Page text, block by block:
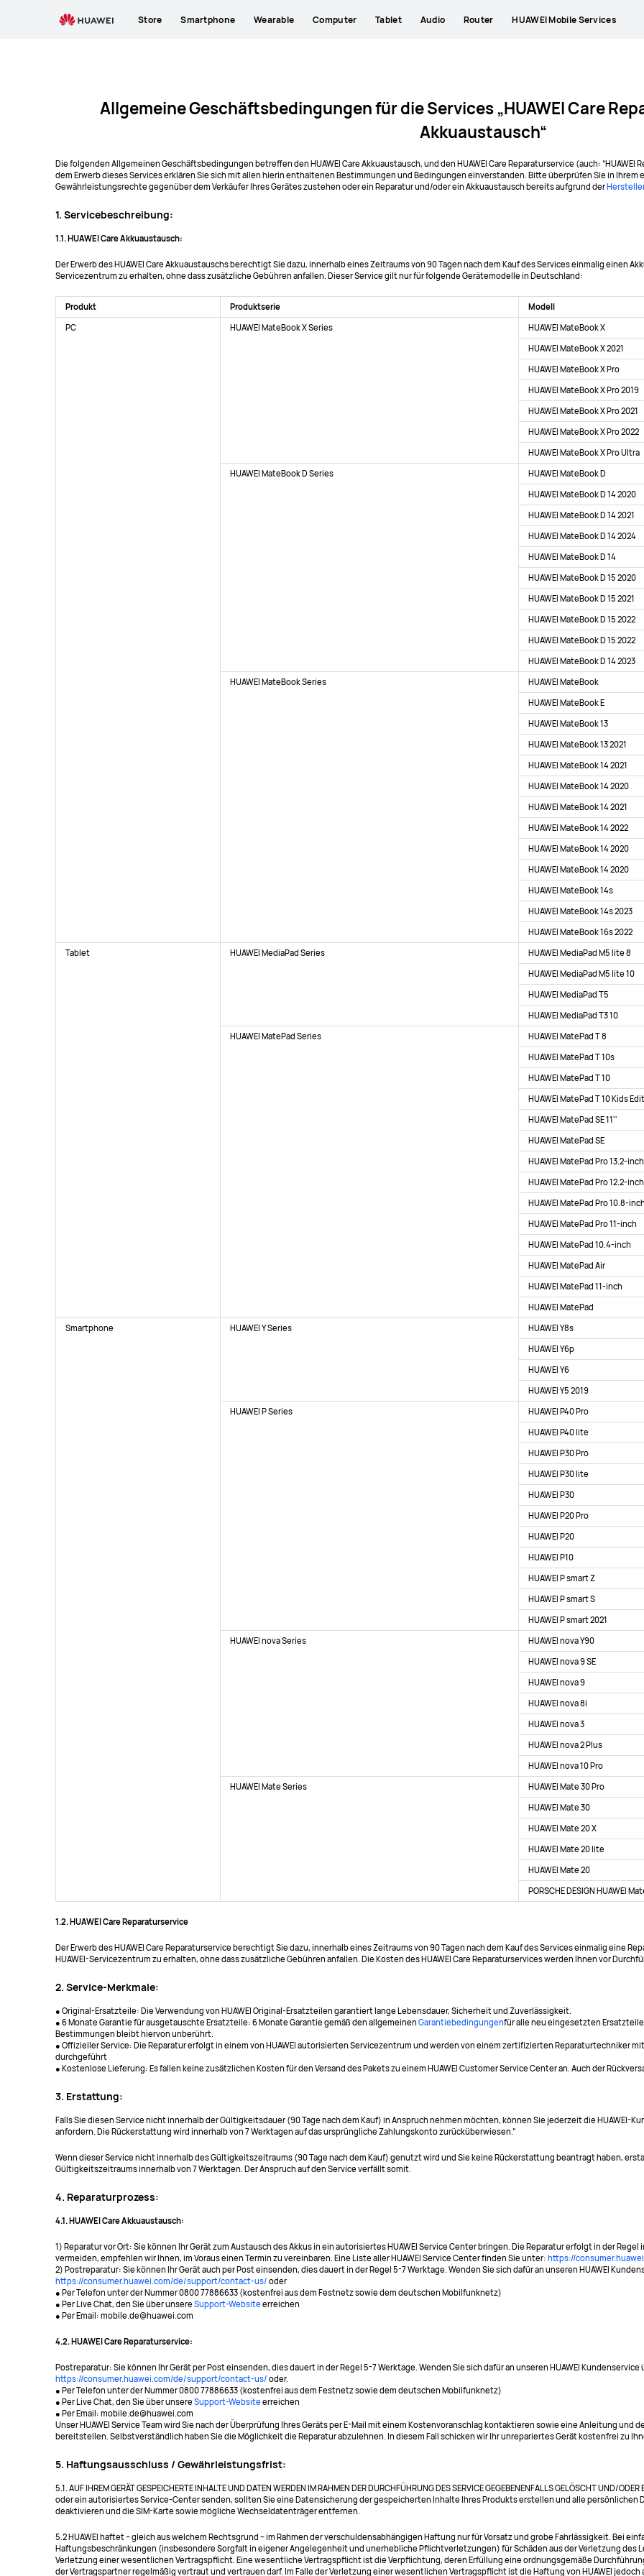
Store Smartphone Wearable Computer Tablet Audio Router HUAWEI Mobile Services
Allgemeine Geschäftsbedingungen für die Services „HUAWEI Care
Akkuaustausch“
Die folgenden Allgemeinen Geschäftsbedingungen betreffen den HUAWEI Care Akkuaustausch, und den HUAWEI Care Reparaturservice (auch:
dem Erwerb dieses Services erklären Sie sich mit allen hierin enthaltenen Bestimmungen und Bedingungen einverstanden. Bitte überprüfen Sie in Ihrem
Gewährleistungsrechte gegenüber dem Verkäufer Ihres Gerätes zustehen oder ein Reparatur und/oder ein Akkuaustausch bereits aufgrund der
1. Servicebeschreibung:
1.1. HUAWEI Care Akkuaustausch:
Der Erwerb des HUAWEI Care Akkuaustauschs berechtigt Sie dazu, innerhalb eines Zeitraums von 90 Tagen nach dem Kauf des Services einmalig einen
Servicezentrum zu erhalten, ohne dass zusätzliche Gebühren anfallen. Dieser Service gilt nur für folgende Gerätemodelle in Deutschland:
Produkt Produktserie
Modell
PC
HUAWEI MateBook X Series
HUAWEI MateBook X
HUAWEI MateBook X 2021
HUAWEI MateBook X Pro
HUAWEI MateBook X Pro 2019
HUAWEI MateBook X Pro 2021
HUAWEI MateBook X Pro 2022
HUAWEI MateBook X Pro Ultra
HUAWEI MateBook D Series
HUAWEI MateBook D
HUAWEI MateBook D 14 2020
HUAWEI MateBook D 14 2021
HUAWEI MateBook D 14 2024
HUAWEI MateBook D 14
HUAWEI MateBook D 15 2020
HUAWEI MateBook D 15 2021
HUAWEI MateBook D 15 2022
HUAWEI MateBook D 15 2022
HUAWEI MateBook D 14 2023
HUAWEI MateBook Series
HUAWEI MateBook
HUAWEI MateBook E
HUAWEI MateBook 13
HUAWEI MateBook 13 2021
HUAWEI MateBook 14 2021
HUAWEI MateBook 14 2020
HUAWEI MateBook 14 2021
HUAWEI MateBook 14 2022
HUAWEI MateBook 14 2020
HUAWEI MateBook 14 2020
HUAWEI MateBook 14s
HUAWEI MateBook 14s 2023
HUAWEI MateBook 16s 2022
Tablet
HUAWEI MediaPad Series
HUAWEI MediaPad M5 lite 8
HUAWEI MediaPad M5 lite 10
HUAWEI MediaPad T5
HUAWEI MediaPad T3 10
HUAWEI MatePad Series
HUAWEI MatePad T 8
HUAWEI MatePad T 10s
HUAWEI MatePad T 10
HUAWEI MatePad T 10 Kids
HUAWEI MatePad SE 11''
HUAWEI MatePad SE
HUAWEI MatePad Pro 13.2-inch
HUAWEI MatePad Pro 12.2-inch
HUAWEI MatePad Pro 10.8-
HUAWEI MatePad Pro 11-inch
HUAWEI MatePad 10.4-inch
HUAWEI MatePad Air
HUAWEI MatePad 11-inch
HUAWEI MatePad
Smartphone
HUAWEI Y Series
HUAWEI Y8s
HUAWEI Y6p
HUAWEI Y6
HUAWEI Y5 2019
HUAWEI P Series
HUAWEI P40 Pro
HUAWEI P40 lite
HUAWEI P30 Pro
HUAWEI P30 lite
HUAWEI P30
HUAWEI P20 Pro
HUAWEI P20
HUAWEI P10
HUAWEI P smart Z
HUAWEI P smart S
HUAWEI P smart 2021
HUAWEI nova Series
HUAWEI nova Y90
HUAWEI nova 9 SE
HUAWEI nova 9
HUAWEI nova 8i
HUAWEI nova 3
HUAWEI nova 2 Plus
HUAWEI nova 10 Pro
HUAWEI Mate Series
HUAWEI Mate 30 Pro
HUAWEI Mate 30
HUAWEI Mate 20 X
HUAWEI Mate 20 lite
HUAWEI Mate 20
PORSCHE DESIGN HUAWEI
1.2. HUAWEI Care Reparaturservice
Der Erwerb des HUAWEI Care Reparaturservice berechtigt Sie dazu, innerhalb eines Zeitraums von 90 Tagen nach dem Kauf des Services einmalig eine
HUAWEI-Servicezentrum zu erhalten, ohne dass zusätzliche Gebühren anfallen. Die Kosten des HUAWEI Care Reparaturservices werden Ihnen vor
2. Service-Merkmale:
● Original-Ersatzteile: Die Verwendung von HUAWEI Original-Ersatzteilen garantiert lange Lebensdauer, Sicherheit und Zuverlässigkeit.
● 6 Monate Garantie für ausgetauschte Ersatzteile: 6 Monate Garantie gemäß den allgemeinenGarantiebedingungenfür alle neu eingesetzten
Bestimmungen bleibt hiervon unberührt.
● Offizieller Service: Die Reparatur erfolgt in einem von HUAWEI autorisierten Servicezentrum und werden von einem zertifizierten Reparaturtechniker
durchgeführt
● Kostenlose Lieferung: Es fallen keine zusätzlichen Kosten für den Versand des Pakets zu einem HUAWEI Customer Service Center an. Auch der
3. Erstattung:
Falls Sie diesen Service nicht innerhalb der Gültigkeitsdauer (90 Tage nach dem Kauf) in Anspruch nehmen möchten, können Sie jederzeit die HUAWEI-
anfordern. Die Rückerstattung wird innerhalb von 7 Werktagen auf das ursprüngliche Zahlungskonto zurücküberwiesen.”
Wenn dieser Service nicht innerhalb des Gültigkeitszeitraums (90 Tage nach dem Kauf) genutzt wird und Sie keine Rückerstattung beantragt haben,
Gültigkeitszeitraums innerhalb von 7 Werktagen. Der Anspruch auf den Service verfällt somit.
4. Reparaturprozess:
4.1. HUAWEI Care Akkuaustausch:
1) Reparatur vor Ort: Sie können Ihr Gerät zum Austausch des Akkus in ein autorisiertes HUAWEI Service Center bringen. Die Reparatur erfolgt in der
vermeiden, empfehlen wir Ihnen, im Voraus einen Termin zu vereinbaren. Eine Liste aller HUAWEI Service Center finden Sie unter: https://
2) Postreparatur: Sie können Ihr Gerät auch per Post einsenden, dies dauert in der Regel 5-7 Werktage. Wenden Sie sich dafür an unseren HUAWEI
https://consumer.huawei.com/de/support/contact-us/ oder
● Per Telefon unter der Nummer 0800 77886633 (kostenfrei aus dem Festnetz sowie dem deutschen Mobilfunknetz)
● Per Live Chat, den Sie über unsereSupport-Websiteerreichen
● Per Email: mobile.de@huawei.com
4.2. HUAWEI Care Reparaturservice:
Postreparatur: Sie können Ihr Gerät per Post einsenden, dies dauert in der Regel 5-7 Werktage. Wenden Sie sich dafür an unseren HUAWEI
https://consumer.huawei.com/de/support/contact-us/ oder.
● Per Telefon unter der Nummer 0800 77886633 (kostenfrei aus dem Festnetz sowie dem deutschen Mobilfunknetz)
● Per Live Chat, den Sie über unsereSupport-Websiteerreichen
● Per Email: mobile.de@huawei.com
Unser HUAWEI Service Team wird Sie nach der Überprüfung Ihres Geräts per E-Mail mit einem Kostenvoranschlag kontaktieren sowie eine Anleitung und
bereitstellen. Selbstverständlich haben Sie die Möglichkeit die Reparatur abzulehnen. In diesem Fall schicken wir Ihr unrepariertes Gerät kostenfrei zu
5. Haftungsausschluss / Gewährleistungsfrist:
5.1. AUF IHREM GERÄT GESPEICHERTE INHALTE UND DATEN WERDEN IM RAHMEN DER DURCHFÜHRUNG DES SERVICE GEGEBENENFALLS GELÖSCHT UND/
oder ein autorisiertes Service-Center senden, sollten Sie eine Datensicherung der gespeicherten Inhalte Ihres Produkts erstellen und alle
deaktivieren und die SIM-Karte sowie mögliche Wechseldatenträger entfernen.
5.2 HUAWEI haftet – gleich aus welchem Rechtsgrund – im Rahmen der verschuldensabhängigen Haftung nur für Vorsatz und grobe Fahrlässigkeit. Bei
Haftungsbeschränkungen (insbesondere Sorgfalt in eigener Angelegenheit und unerhebliche Pflichtverletzungen) für Schäden aus der Verletzung des
Verletzung einer wesentlichen Vertragspflicht. Eine wesentliche Vertragspflicht ist die Verpflichtung, deren Erfüllung eine ordnungsgemäße
der Vertragspartner regelmäßig vertraut und vertrauen darf. Im Falle der Verletzung einer wesentlichen Vertragspflicht ist die Haftung von HUAWEI